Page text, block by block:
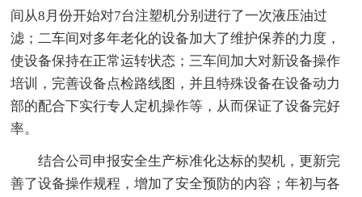
间从8月份开始对7台注塑机分别进行了一次液压油过
滤；二车间对多年老化的设备加大了维护保养的力度，
使设备保持在正常运转状态；三车间加大对新设备操作
培训，完善设备点检路线图，并且特殊设备在设备动力
部的配合下实行专人定机操作等，从而保证了设备完好
率。
结合公司申报安全生产标准化达标的契机，更新完
善了设备操作规程，增加了安全预防的内容；年初与各